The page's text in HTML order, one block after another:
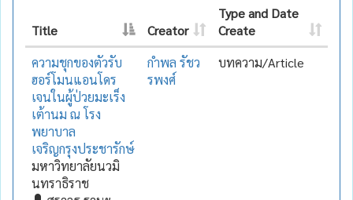
Title Creator
Type and Date
Create
ความชุกของตัวรับ
ฮอร์โมนแอนโดร
เจนในผู้ป่วยมะเร็ง
เต้านม ณ โรง
พยาบาล
เจริญกรุงประชารักษ์
มหาวิทยาลัยนวมิ
นทราธิราช
กำพล รัชว
รพงศ์
บทความ/Article